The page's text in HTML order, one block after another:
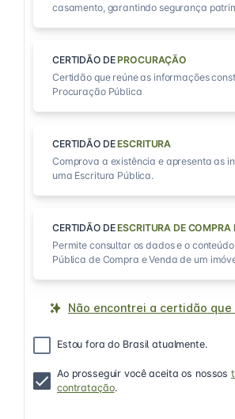
casamento, garantindo segurança
CERTIDÃO DEPROCURAÇÃO
Certidão que reúne as informações
Procuração Pública
CERTIDÃO DEESCRITURA
Comprova a existência e apresenta as
uma Escritura Pública.
CERTIDÃO DEESCRITURA DE COMPRA
Permite consultar os dados e o
Pública de Compra e Venda de um
Não encontrei a certidão que
Estou fora do Brasil atualmente.
Ao prosseguir você aceita os nossos
contratação.